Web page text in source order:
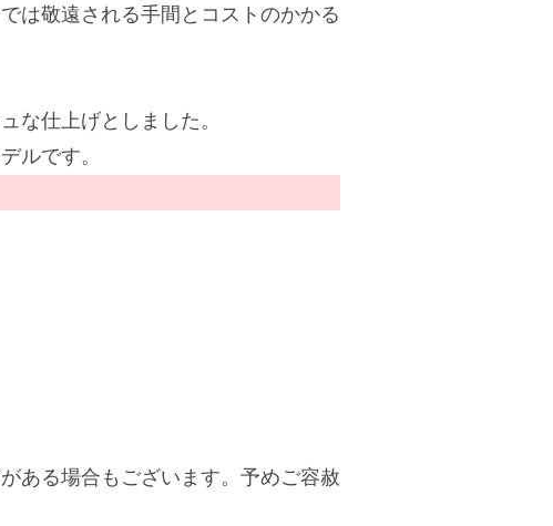
は敬遠される手間とコストのかかる
な仕上げとしました。
ルです。
ある場合もございます。予めご容赦